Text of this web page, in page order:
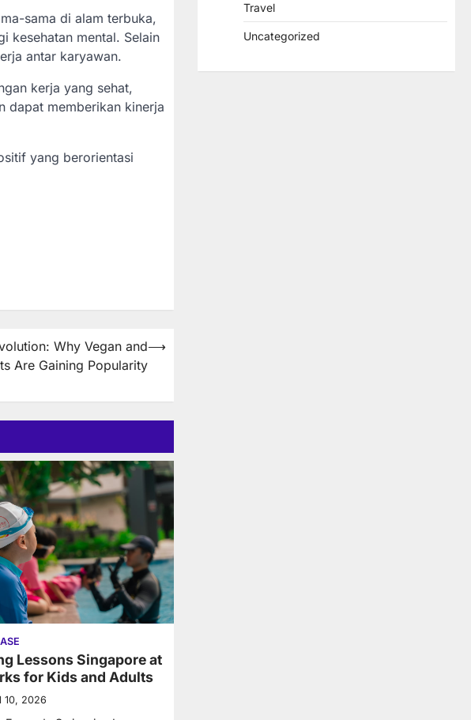
sama di alam terbuka,
kesehatan mental. Selain
antar karyawan.
kerja yang sehat,
dapat memberikan kinerja
yang berorientasi
Why Vegan and
Are Gaining Popularity
⟶
Lessons Singapore at
for Kids and Adults
10, 2026
Travel
Uncategorized